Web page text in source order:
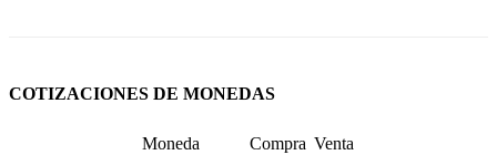
COTIZACIONES DE MONEDAS
Moneda Compra Venta